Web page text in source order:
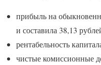
прибыль на
и составила 38,13
рентабельность
чистые комиссионные